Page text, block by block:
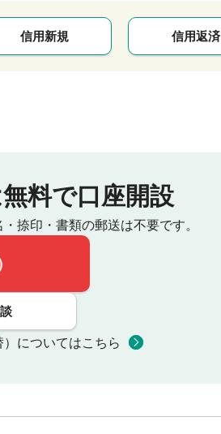
信用新規 信用返済
料で口座開設
・捺印・書類の郵送は不要です。
についてはこちら